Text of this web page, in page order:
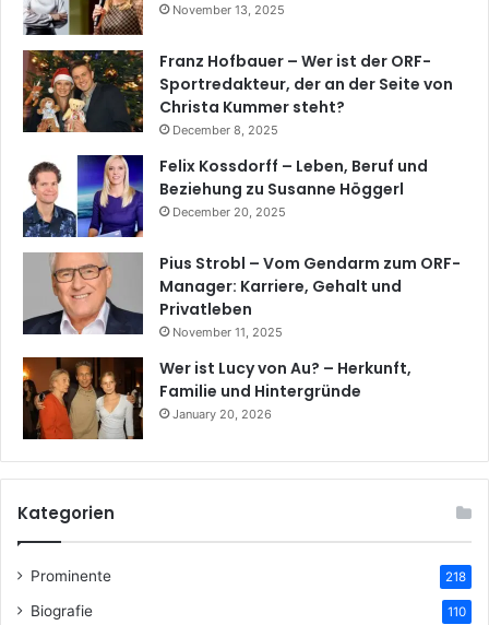
November 13, 2025
Franz Hofbauer – Wer ist der ORF-
Sportredakteur, der an der Seite von
Christa Kummer steht?
December 8, 2025
Felix Kossdorff – Leben, Beruf und
Beziehung zu Susanne Höggerl
December 20, 2025
Pius Strobl – Vom Gendarm zum ORF-
Manager: Karriere, Gehalt und
Privatleben
November 11, 2025
Wer ist Lucy von Au? – Herkunft,
Familie und Hintergründe
January 20, 2026
Kategorien
Prominente 218
Biografie 110